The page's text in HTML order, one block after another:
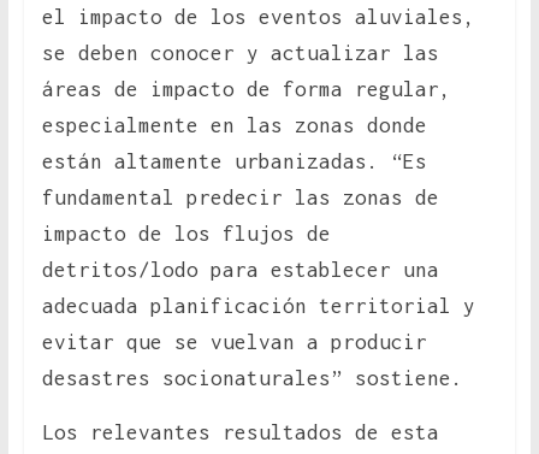
el impacto de los eventos aluviales,
se deben conocer y actualizar las
áreas de impacto de forma regular,
especialmente en las zonas donde
están altamente urbanizadas. “Es
fundamental predecir las zonas de
impacto de los flujos de
detritos/lodo para establecer una
adecuada planificación territorial y
evitar que se vuelvan a producir
desastres socionaturales” sostiene.
Los relevantes resultados de esta